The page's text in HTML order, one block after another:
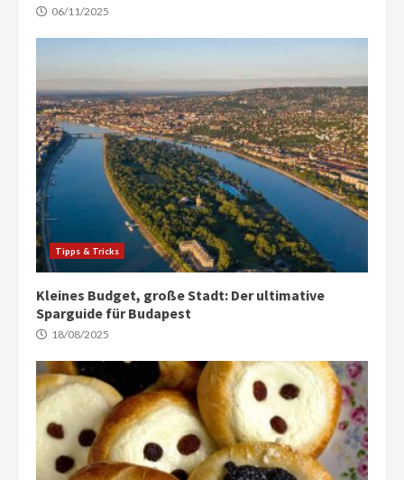
06/11/2025
Tipps & Tricks
Kleines Budget, große Stadt: Der ultimative
Sparguide für Budapest
18/08/2025